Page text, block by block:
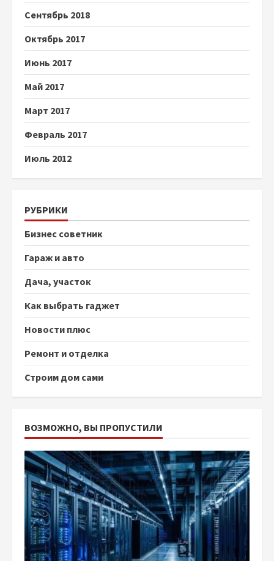
Сентябрь 2018
Октябрь 2017
Июнь 2017
Май 2017
Март 2017
Февраль 2017
Июль 2012
РУБРИКИ
Бизнес советник
Гараж и авто
Дача, участок
Как выбрать гаджет
Новости плюс
Ремонт и отделка
Строим дом сами
ВОЗМОЖНО, ВЫ ПРОПУСТИЛИ